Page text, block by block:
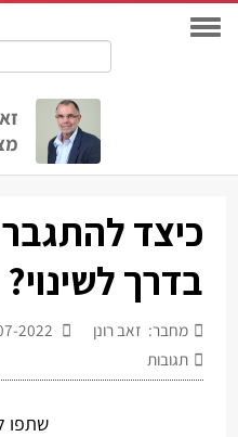
כיצד
בדרך לשינוי?
מחבר: זאב רונן
תגובות
שתפו